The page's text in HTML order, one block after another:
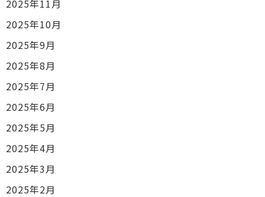
2025年11月
2025年10月
2025年9月
2025年8月
2025年7月
2025年6月
2025年5月
2025年4月
2025年3月
2025年2月